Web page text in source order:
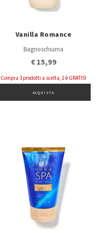
Vanilla Romance
Bagnoschiuma
€ 15,99
Compra 3 prodotti a scelta, 1 è GRATIS!
ACQUISTA